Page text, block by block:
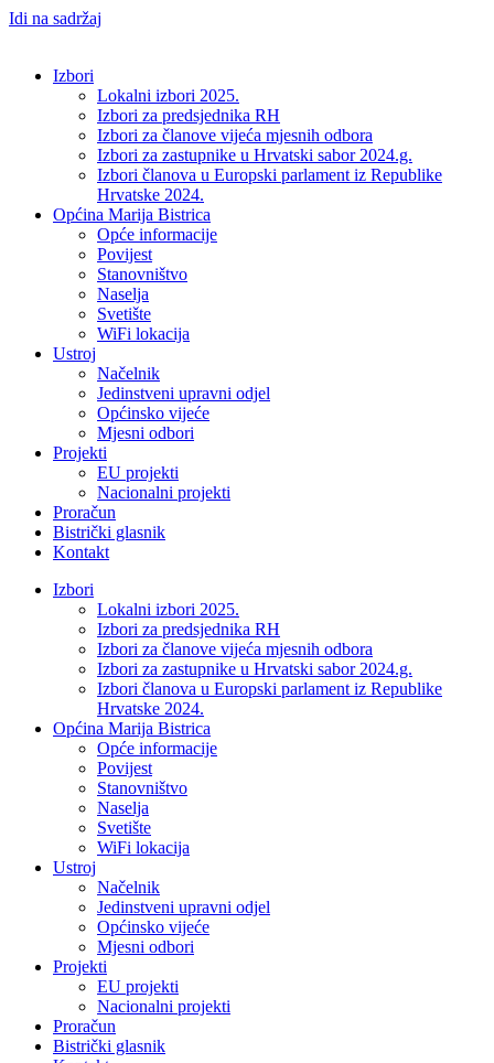
Idi na sadržaj
Izbori
Lokalni izbori 2025.
Izbori za predsjednika RH
Izbori za članove vijeća mjesnih odbora
Izbori za zastupnike u Hrvatski sabor 2024.g.
Izbori članova u Europski parlament iz Republike
Hrvatske 2024.
Općina Marija Bistrica
Opće informacije
Povijest
Stanovništvo
Naselja
Svetište
WiFi lokacija
Ustroj
Načelnik
Jedinstveni upravni odjel
Općinsko vijeće
Mjesni odbori
Projekti
EU projekti
Nacionalni projekti
Proračun
Bistrički glasnik
Kontakt
Izbori
Lokalni izbori 2025.
Izbori za predsjednika RH
Izbori za članove vijeća mjesnih odbora
Izbori za zastupnike u Hrvatski sabor 2024.g.
Izbori članova u Europski parlament iz Republike
Hrvatske 2024.
Općina Marija Bistrica
Opće informacije
Povijest
Stanovništvo
Naselja
Svetište
WiFi lokacija
Ustroj
Načelnik
Jedinstveni upravni odjel
Općinsko vijeće
Mjesni odbori
Projekti
EU projekti
Nacionalni projekti
Proračun
Bistrički glasnik